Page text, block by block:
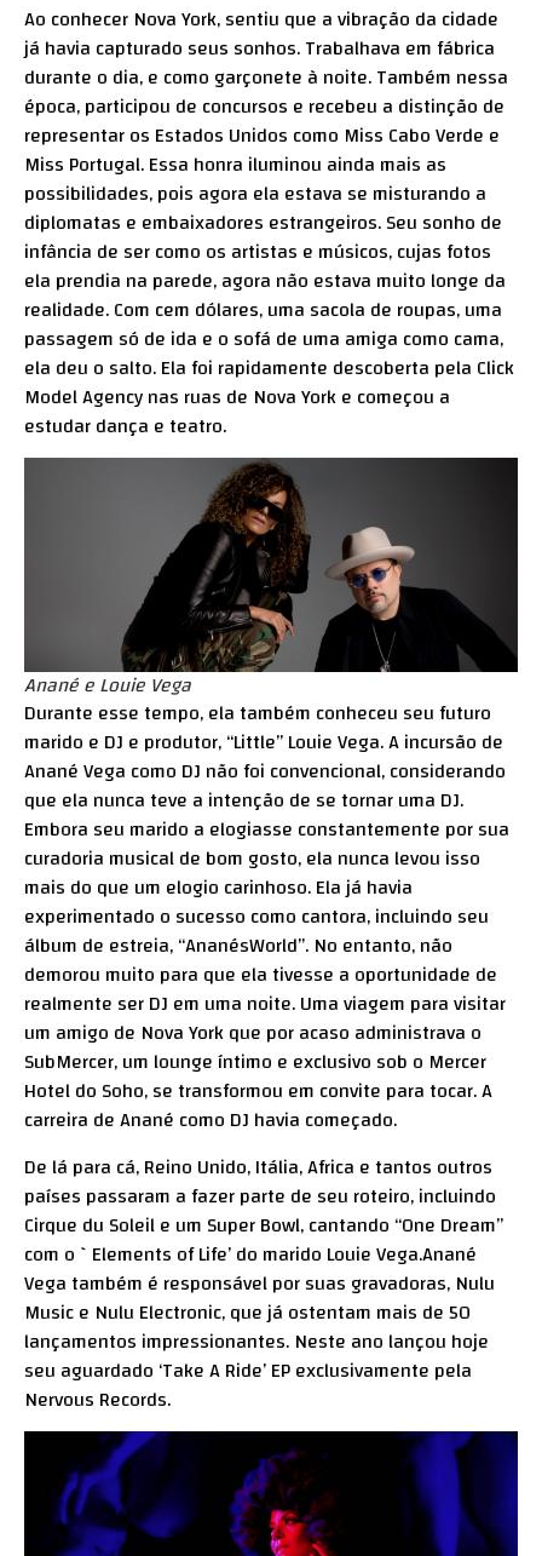
Ao conhecer Nova York, sentiu que a vibração da cidade
já havia capturado seus sonhos. Trabalhava em fábrica
durante o dia, e como garçonete à noite. Também nessa
época, participou de concursos e recebeu a distinção de
representar os Estados Unidos como Miss Cabo Verde e
Miss Portugal. Essa honra iluminou ainda mais as
possibilidades, pois agora ela estava se misturando a
diplomatas e embaixadores estrangeiros. Seu sonho de
infância de ser como os artistas e músicos, cujas fotos
ela prendia na parede, agora não estava muito longe da
realidade. Com cem dólares, uma sacola de roupas, uma
passagem só de ida e o sofá de uma amiga como cama,
ela deu o salto. Ela foi rapidamente descoberta pela Click
Model Agency nas ruas de Nova York e começou a
estudar dança e teatro.
Anané e Louie Vega
Durante esse tempo, ela também conheceu seu futuro
marido e DJ e produtor, “Little” Louie Vega. A incursão de
Anané Vega como DJ não foi convencional, considerando
que ela nunca teve a intenção de se tornar uma DJ.
Embora seu marido a elogiasse constantemente por sua
curadoria musical de bom gosto, ela nunca levou isso
mais do que um elogio carinhoso. Ela já havia
experimentado o sucesso como cantora, incluindo seu
álbum de estreia, “AnanésWorld”. No entanto, não
demorou muito para que ela tivesse a oportunidade de
realmente ser DJ em uma noite. Uma viagem para visitar
um amigo de Nova York que por acaso administrava o
SubMercer, um lounge íntimo e exclusivo sob o Mercer
Hotel do Soho, se transformou em convite para tocar. A
carreira de Anané como DJ havia começado.
De lá para cá, Reino Unido, Itália, Africa e tantos outros
países passaram a fazer parte de seu roteiro, incluindo
Cirque du Soleil e um Super Bowl, cantando “One Dream”
com o `Elements of Life’ do marido Louie Vega.Anané
Vega também é responsável por suas gravadoras, Nulu
Music e Nulu Electronic, que já ostentam mais de 50
lançamentos impressionantes. Neste ano lançou hoje
seu aguardado ‘Take A Ride’ EP exclusivamente pela
Nervous Records.